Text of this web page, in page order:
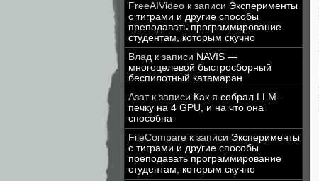
FreeAIVideo к записи Эксперименты
с тиграми и другие способы
преподавать программирование
студентам, которым скучно
Влад к записи NAVIS —
многоцелевой быстросборный
беспилотный катамаран
Азатк записи Как я собрал LLM-
печку на 4 GPU, и на что она
способна
FileCompare к записи Эксперименты
с тиграми и другие способы
преподавать программирование
студентам, которым скучно